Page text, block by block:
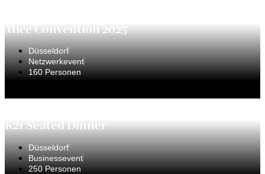
Mice Convention 2025
Düsseldorf
Netzwerkevent
160 Personen
K21 Seated Dinner
Düsseldorf
Businessevent
250 Personen